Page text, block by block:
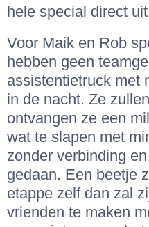
hele special direct
Voor Maik en Rob
hebben geen
assistentietruck met
in de nacht. Ze
ontvangen ze een
wat te slapen met
zonder verbinding
gedaan. Een beetje
etappe zelf dan zal
vrienden te maken